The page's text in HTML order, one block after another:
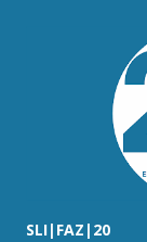
SLI|FAZ|20